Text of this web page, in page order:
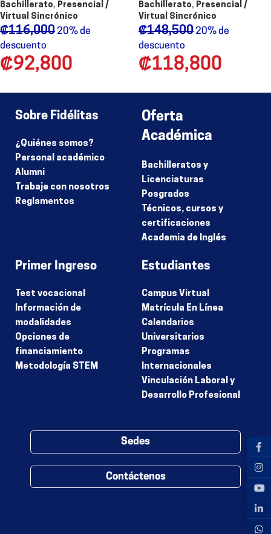
Bachillerato, Presencial /
Virtual Sincrónico
₡116,00020% de
descuento
₡92,800
Bachillerato, Presencial /
Virtual Sincrónico
₡148,50020% de
descuento
₡118,800
Sobre Fidélitas
¿Quiénes somos?
Personal académico
Alumni
Trabaje con nosotros
Reglamentos
Oferta
Académica
Bachilleratos y
Licenciaturas
Posgrados
Técnicos, cursos y
certificaciones
Academia de Inglés
Primer Ingreso
Test vocacional
Información de
modalidades
Opciones de
financiamiento
Metodología STEM
Estudiantes
Campus Virtual
Matrícula En Línea
Calendarios
Universitarios
Programas
Internacionales
Vinculación Laboral y
Desarrollo Profesional
Sedes
Contáctenos